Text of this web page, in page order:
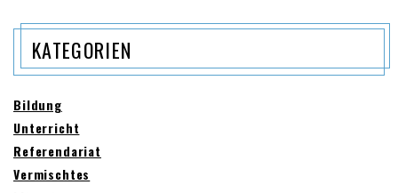
KATEGORIEN
Bildung
Unterricht
Referendariat
Vermischtes